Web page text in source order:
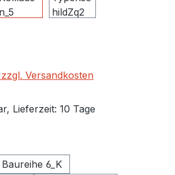
Versandkosten
Lieferzeit: 10 Tage
Baureihe 6_K